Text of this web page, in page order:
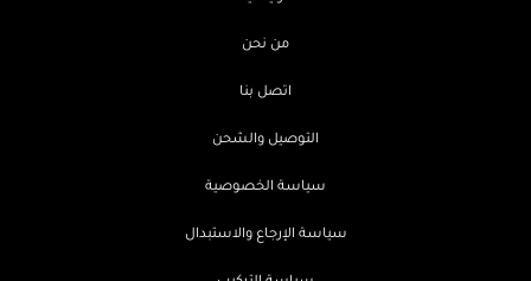
من نحن
اتصل بنا
التوصيل والشحن
سياسة الخصوصية
سياسة الإرجاع والاستبدال